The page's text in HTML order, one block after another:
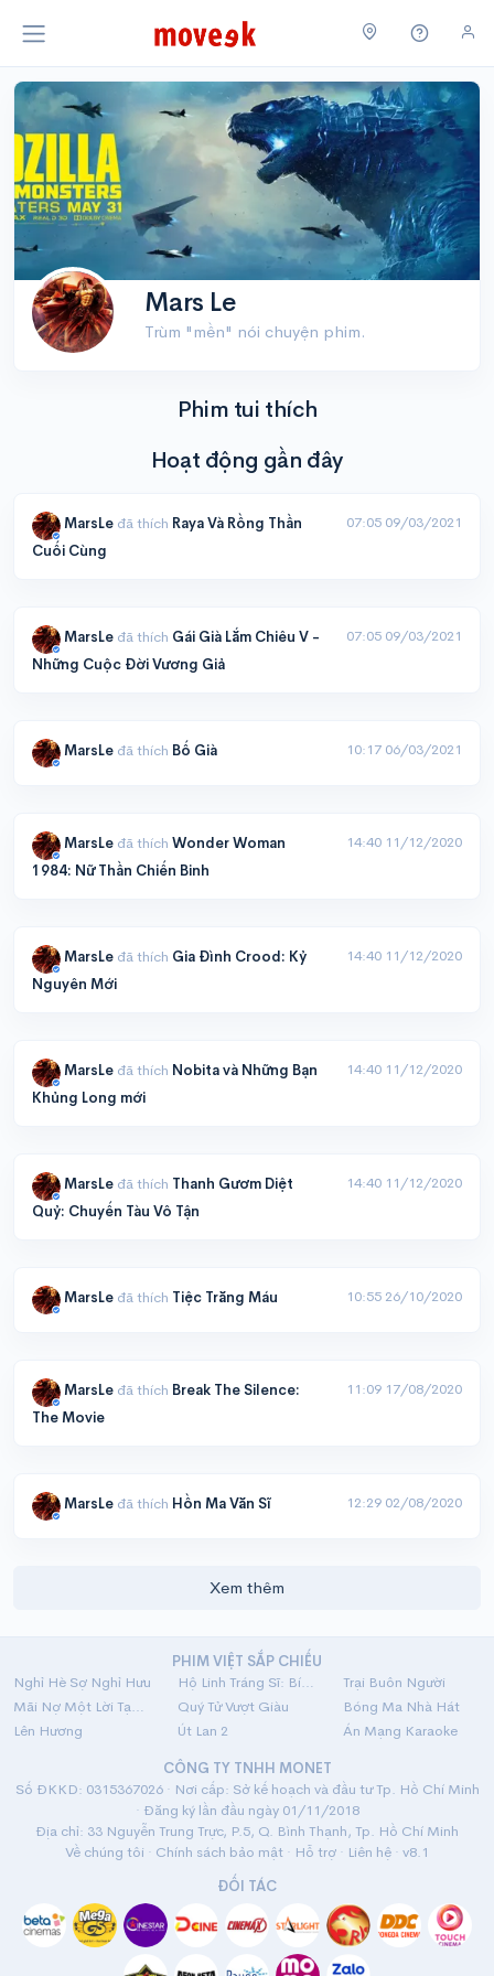
Mars Le
Trùm "mền" nói chuyện phim.
Phim tui thích
Hoạt động gần đây
MarsLe đã thích Raya Và Rồng Thần
Cuối Cùng
07:05 09/03/2021
MarsLe đã thích Gái Già Lắm Chiêu V -
Những Cuộc Đời Vương Giả
07:05 09/03/2021
MarsLe đã thích Bố Già 10:17 06/03/2021
MarsLe đã thích Wonder Woman
1984: Nữ Thần Chiến Binh
14:40 11/12/2020
MarsLe đã thích Gia Đình Crood: Kỷ
Nguyên Mới
14:40 11/12/2020
MarsLe đã thích Nobita và Những Bạn
Khủng Long mới
14:40 11/12/2020
MarsLe đã thích Thanh Gươm Diệt
Quỷ: Chuyến Tàu Vô Tận
14:40 11/12/2020
MarsLe đã thích Tiệc Trăng Máu 10:55 26/10/2020
MarsLe đã thích Break The Silence:
The Movie
11:09 17/08/2020
MarsLe đã thích Hồn Ma Văn Sĩ 12:29 02/08/2020
Xem thêm
PHIM VIỆT SẮP CHIẾU
Nghỉ Hè Sợ Nghỉ Hưu
Hộ Linh Tráng Sĩ: Bí Ẩn Mộ Vua Đinh
Trại Buôn Người
Mãi Nợ Một Lời Tạm Biệt
Quý Tử Vượt Giàu
Bóng Ma Nhà Hát
Lên Hương
Út Lan 2
Án Mạng Karaoke
CÔNG TY TNHH MONET
Số ĐKKD: 0315367026 · Nơi cấp: Sở kế hoạch và đầu tư Tp. Hồ Chí Minh
· Đăng ký lần đầu ngày 01/11/2018
Địa chỉ: 33 Nguyễn Trung Trực, P.5, Q. Bình Thạnh, Tp. Hồ Chí Minh
Về chúng tôi · Chính sách bảo mật · Hỗ trợ · Liên hệ · v8.1
ĐỐI TÁC